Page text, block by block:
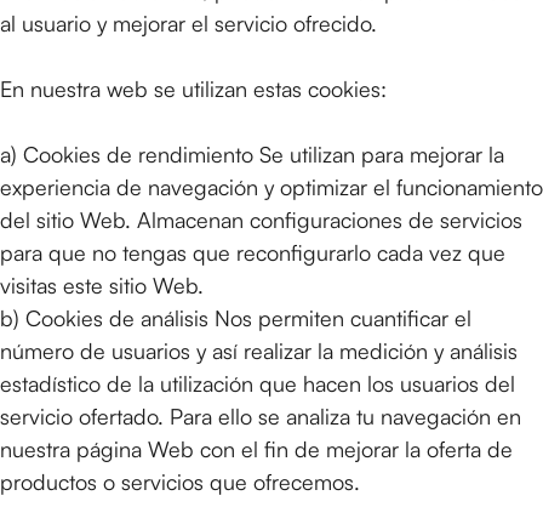
al usuario y mejorar el servicio ofrecido.
En nuestra web se utilizan estas cookies:
a) Cookies de rendimiento Se utilizan para mejorar la
experiencia de navegación y optimizar el funcionamiento
del sitio Web. Almacenan configuraciones de servicios
para que no tengas que reconfigurarlo cada vez que
visitas este sitio Web.
b) Cookies de análisis Nos permiten cuantificar el
número de usuarios y así realizar la medición y análisis
estadístico de la utilización que hacen los usuarios del
servicio ofertado. Para ello se analiza tu navegación en
nuestra página Web con el fin de mejorar la oferta de
productos o servicios que ofrecemos.